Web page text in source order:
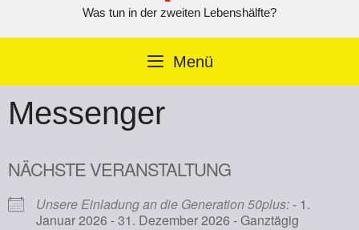
Was tun in der zweiten Lebenshälfte?
Menü
Messenger
NÄCHSTE VERANSTALTUNG
Unsere Einladung an die Generation 50plus:- 1.
Januar 2026 - 31. Dezember 2026 - Ganztägig